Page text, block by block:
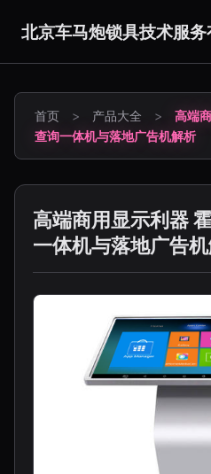
北京车马炮锁具技术服务
首页 > 产品大全 >
高端
查询一体机与落地广告机解析
高端商用显示利器
一体机与落地广告